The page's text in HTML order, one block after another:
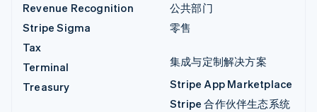
Revenue Recognition
Stripe Sigma
Tax
Terminal
Treasury
公共部门
零售
集成与定制解决方案
Stripe App Marketplace
Stripe 合作伙伴生态系统